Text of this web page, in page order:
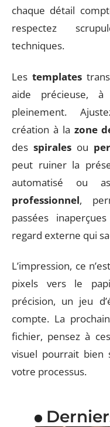
chaque détail
respectez
techniques.
Les templates
aide précieuse,
pleinement.
création à la zone
des spirales ou
peut ruiner la
automatisé ou
professionnel,
passées
regard externe qui
L’impression, ce
pixels vers le
précision, un jeu
compte. La
fichier, pensez à
visuel pourrait bien
votre processus.